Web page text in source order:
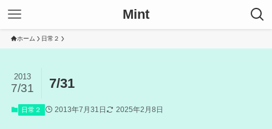
Mint
ホーム 日常２
7/31
2013
7/31
日常２ 2013年7月31日 2025年2月8日